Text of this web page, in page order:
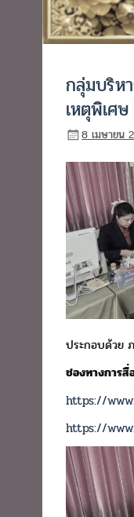
กลุ่มบริห
เหตุพิเศ
8 เมษายน
ประกอบด้วย
ช่องทางการสื่
https://
https://